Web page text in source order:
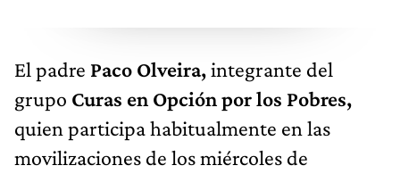
El padre Paco Olveira,integrante del
grupo Curas en Opción por los Pobres,
quien participa habitualmente en las
movilizaciones de los miércoles de